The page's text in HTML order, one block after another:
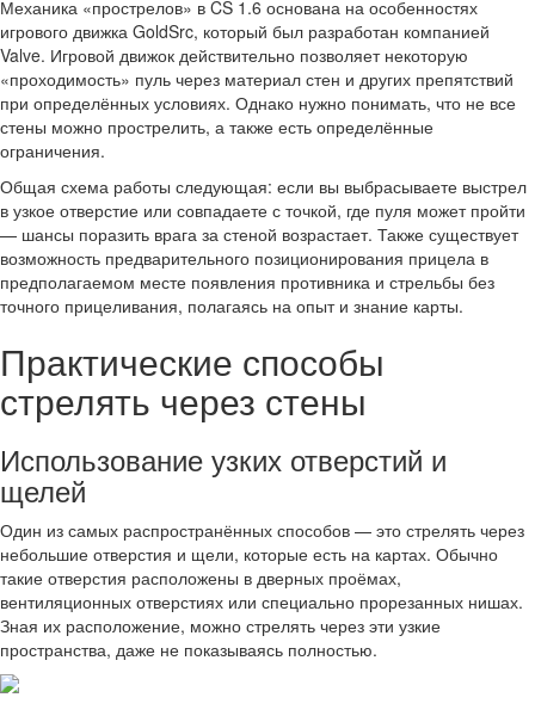
Механика «прострелов» в CS 1.6 основана на особенностях
игрового движка GoldSrc, который был разработан компанией
Valve. Игровой движок действительно позволяет некоторую
«проходимость» пуль через материал стен и других препятствий
при определённых условиях. Однако нужно понимать, что не все
стены можно прострелить, а также есть определённые
ограничения.
Общая схема работы следующая: если вы выбрасываете выстрел
в узкое отверстие или совпадаете с точкой, где пуля может пройти
— шансы поразить врага за стеной возрастает. Также существует
возможность предварительного позиционирования прицела в
предполагаемом месте появления противника и стрельбы без
точного прицеливания, полагаясь на опыт и знание карты.
Практические способы
стрелять через стены
Использование узких отверстий и
щелей
Один из самых распространённых способов — это стрелять через
небольшие отверстия и щели, которые есть на картах. Обычно
такие отверстия расположены в дверных проёмах,
вентиляционных отверстиях или специально прорезанных нишах.
Зная их расположение, можно стрелять через эти узкие
пространства, даже не показываясь полностью.